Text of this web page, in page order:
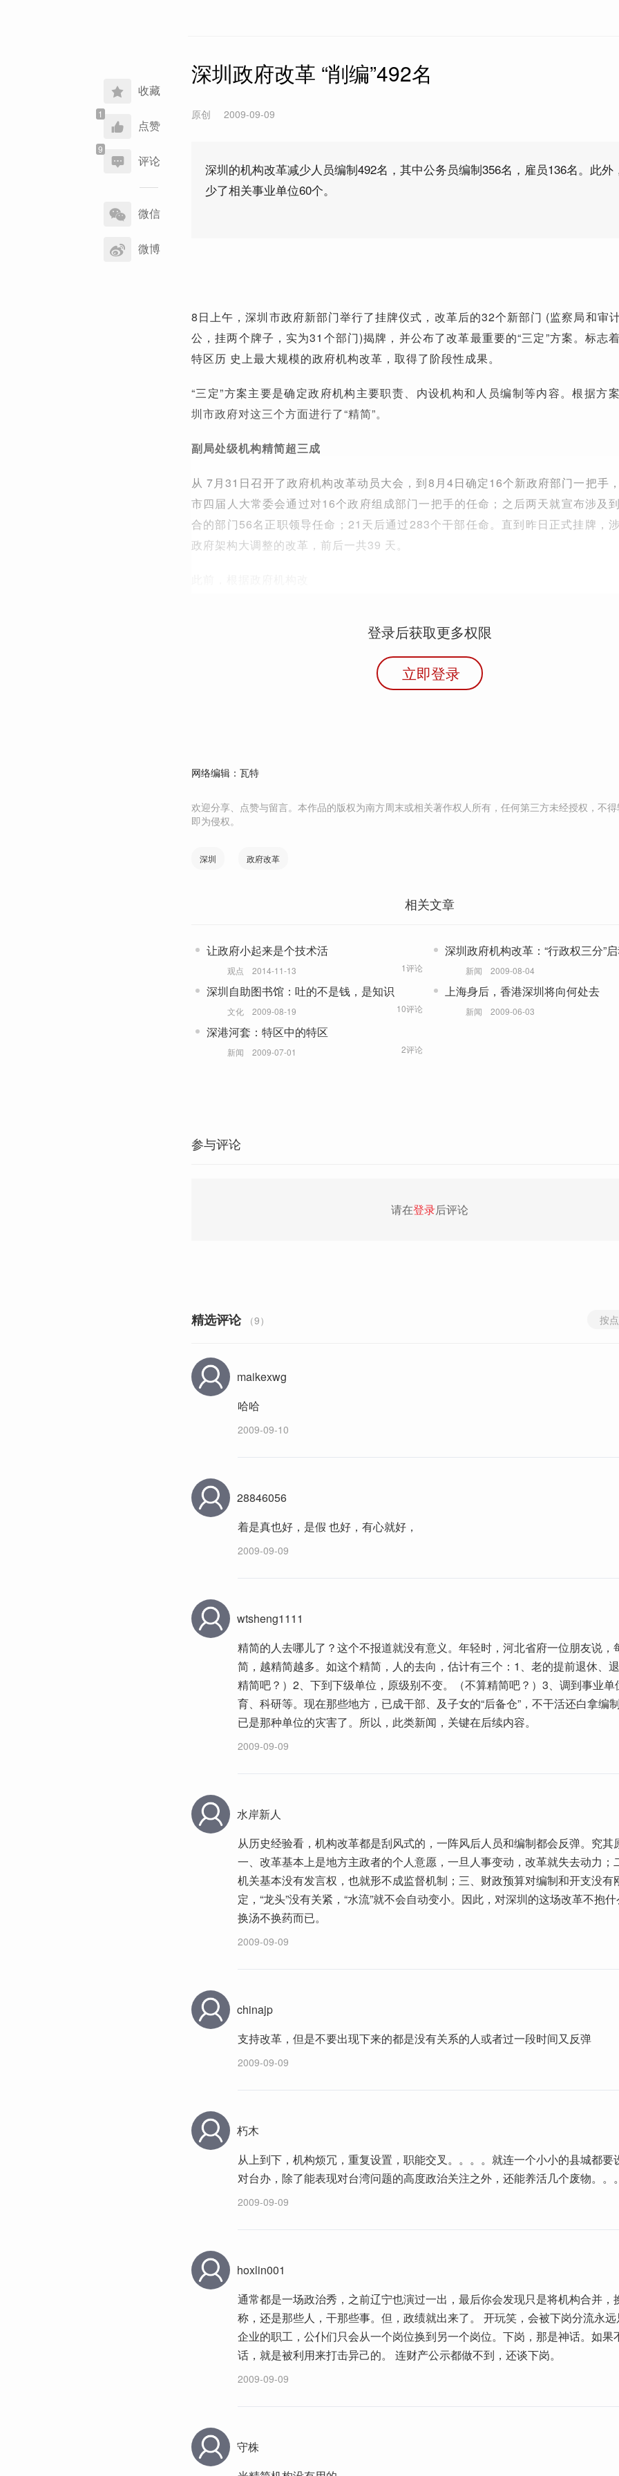
收藏
点赞
评论
享
到
微信
微博
深圳政府改革 “削编”492名
原创 2009-09-09
深圳的机构改革减少人员编制492名，其中公务员编制356名，雇员136名。此外
少了相关事业单位60个。
8日上午，深圳市政府新部门举行了挂牌仪式，改革后的32个新部门 (监察局和审
公，挂两个牌子，实为31个部门)揭牌，并公布了改革最重要的“三定”方案。标志
特区历 史上最大规模的政府机构改革，取得了阶段性成果。
“三定”方案主要是确定政府机构主要职责、内设机构和人员编制等内容。根据方
圳市政府对这三个方面进行了“精简”。
副局处级机构精简超三成
从 7月31日召开了政府机构改革动员大会，到8月4日确定16个新政府部门一把手
市四届人大常委会通过对16个政府组成部门一把手的任命；之后两天就宣布涉及
合的部门56名正职领导任命；21天后通过283个干部任命。直到昨日正式挂牌，
政府架构大调整的改革，前后一共39 天。
登录后获取更多权限
立即登录
网络编辑：瓦特
欢迎分享、点赞与留言。本作品的版权为南方周末或相关著作权人所有，任何第三方未经授权，不
即为侵权。
深圳 政府改革
相关文章
让政府小起来是个技术活
观点 2014-11-13 1评论
深圳政府机构改革：“行政权三分”
新闻 2009-08-04
深圳自助图书馆：吐的不是钱，是知识
文化 2009-08-19 10评论
上海身后，香港深圳将向何处去
新闻 2009-06-03
深港河套：特区中的特区
新闻 2009-07-01 2评论
参与评论
请在登录后评论
精选评论 （9） 按
maikexwg
哈哈
2009-09-10
28846056
着是真也好，是假 也好，有心就好，
2009-09-09
wtsheng1111
精简的人去哪儿了？这个不报道就没有意义。年轻时，河北省府一位朋友说，
简，越精简越多。如这个精简，人的去向，估计有三个：1、老的提前退休、
精简吧？）2、下到下级单位，原级别不变。（不算精简吧？）3、调到事业单
育、科研等。现在那些地方，已成干部、及子女的“后备仓”，不干活还白拿编
已是那种单位的灾害了。所以，此类新闻，关键在后续内容。
2009-09-09
水岸新人
从历史经验看，机构改革都是刮风式的，一阵风后人员和编制都会反弹。究其
一、改革基本上是地方主政者的个人意愿，一旦人事变动，改革就失去动力；
机关基本没有发言权，也就形不成监督机制；三、财政预算对编制和开支没有
定，“龙头”没有关紧，“水流”就不会自动变小。因此，对深圳的这场改革不抱什
换汤不换药而已。
2009-09-09
chinajp
支持改革，但是不要出现下来的都是没有关系的人或者过一段时间又反弹
2009-09-09
朽木
从上到下，机构烦冗，重复设置，职能交叉。。。。就连一个小小的县城都要
对台办，除了能表现对台湾问题的高度政治关注之外，还能养活几个废物。。
2009-09-09
hoxlin001
通常都是一场政治秀，之前辽宁也演过一出，最后你会发现只是将机构合并，
称，还是那些人，干那些事。但，政绩就出来了。 开玩笑，会被下岗分流永
企业的职工，公仆们只会从一个岗位换到另一个岗位。下岗，那是神话。如果
话，就是被利用来打击异己的。 连财产公示都做不到，还谈下岗。
2009-09-09
守株